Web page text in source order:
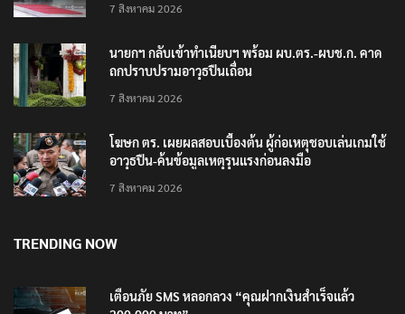
7 สิงหาคม 2026
นายกฯ กลับเข้าทำเนียบฯ พร้อม ผบ.ตร.-ผบช.ก. คาด
ถกปราบปรามอาวุธปืนเถื่อน
7 สิงหาคม 2026
โฆษก ตร. เผยผลสอบเบื้องต้น ผู้ก่อเหตุชอบเล่นเกมใช้
อาวุธปืน-ค้นข้อมูลเหตุรุนแรงก่อนลงมือ
7 สิงหาคม 2026
TRENDING NOW
เตือนภัย SMS หลอกลวง “คุณฝากเงินสำเร็จแล้ว